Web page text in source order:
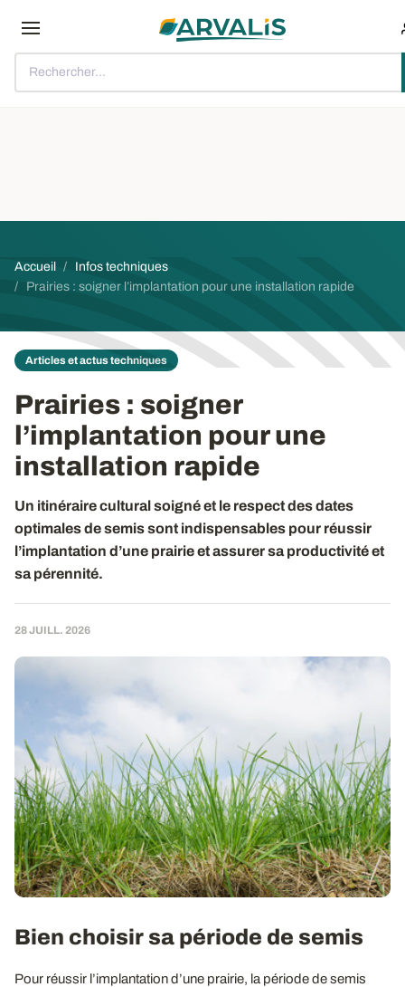
Rechercher...
Fil d'Ariane
Accueil
Infos techniques
Prairies : soigner l’implantation pour une installation rapide
Articles et actus techniques
Prairies : soigner
l’implantation pour une
installation rapide
Un itinéraire cultural soigné et le respect des dates
optimales de semis sont indispensables pour réussir
l’implantation d’une prairie et assurer sa productivité et
sa pérennité.
28 JUILL. 2026
Bien choisir sa période de semis
Pour réussir l’implantation d’une prairie, la période de semis